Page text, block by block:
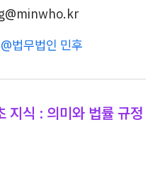
@법무법인 민후
지식 : 의미와 법률 규정